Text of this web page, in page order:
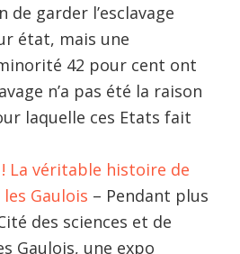
de garder l’esclavage
état, mais une
42 pour cent ont
n’a pas été la raison
laquelle ces Etats fait
La véritable histoire de
Gaulois – Pendant plus
des sciences et de
Gaulois, une expo